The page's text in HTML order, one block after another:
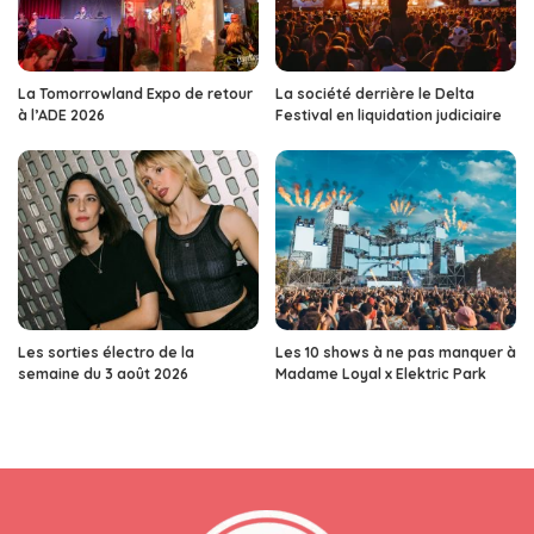
La Tomorrowland Expo de retour
à l’ADE 2026
La société derrière le Delta
Festival en liquidation judiciaire
Les sorties électro de la
semaine du 3 août 2026
Les 10 shows à ne pas manquer à
Madame Loyal x Elektric Park